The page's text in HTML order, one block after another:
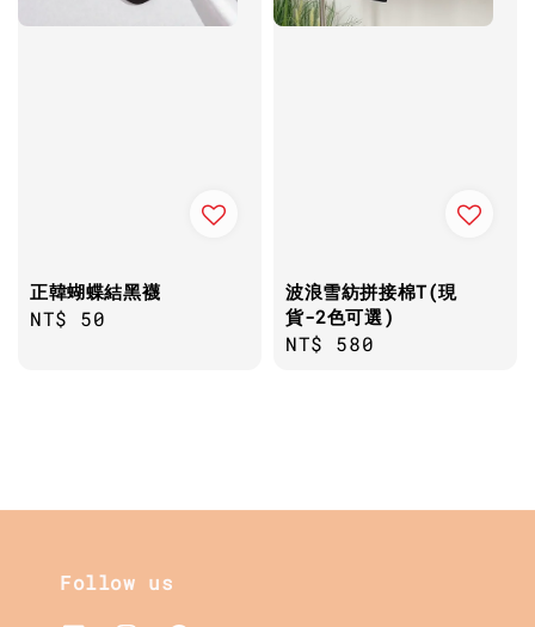
正韓蝴蝶結黑襪
Regular
NT$ 50
波浪雪紡拼接棉T(現
貨-2色可選)
Regular
NT$ 580
Follow us